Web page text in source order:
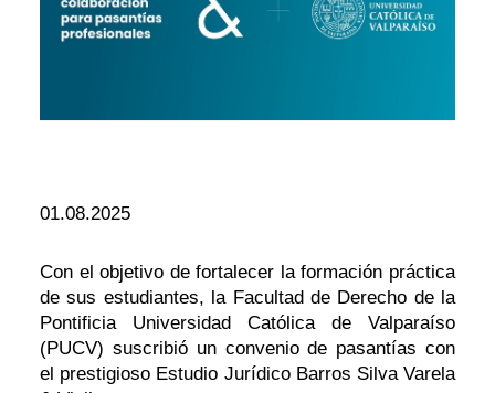
01.08.2025
Con el objetivo de fortalecer la formación práctica
de sus estudiantes, la Facultad de Derecho de la
Pontificia Universidad Católica de Valparaíso
(PUCV) suscribió un convenio de pasantías con
el prestigioso Estudio Jurídico Barros Silva Varela